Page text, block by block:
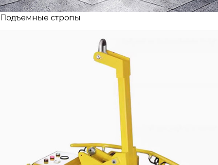
Подъемные стропы